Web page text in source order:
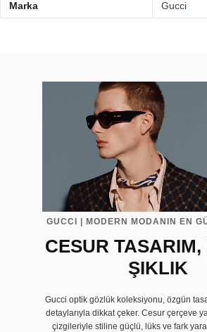
Marka Gucci
GUCCI | MODERN MODANIN EN
CESUR
ŞIKLIK
Gucci optik gözlük koleksiyonu, özgün
detaylarıyla dikkat çeker. Cesur çerçeve
çizgileriyle stiline güçlü, lüks ve fark